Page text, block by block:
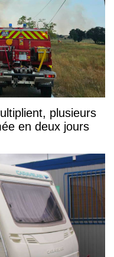
plusieurs
en deux jours